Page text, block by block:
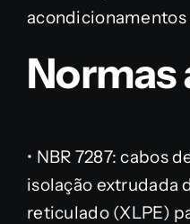
acondicionamentos
Normas
• NBR 7287: cabos
isolação extrudada
reticulado (XLPE)